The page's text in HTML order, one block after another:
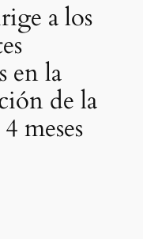
a los
en la
de la
meses